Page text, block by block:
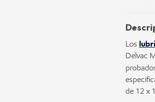
Los
Delvac
de 12 x